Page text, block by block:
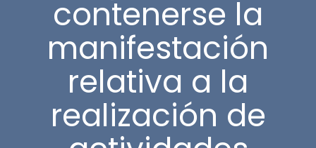
contenerse la
manifestación
relativa a la
realización de